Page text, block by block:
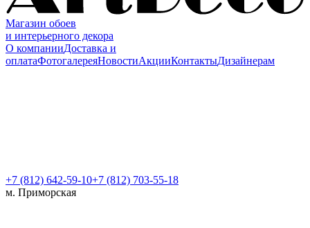
Магазин обоев
и интерьерного декора
О компанииДоставка и
оплатаФотогалереяНовостиАкцииКонтактыДизайнерам
+7 (812) 642-59-10+7 (812) 703-55-18
м. Приморская